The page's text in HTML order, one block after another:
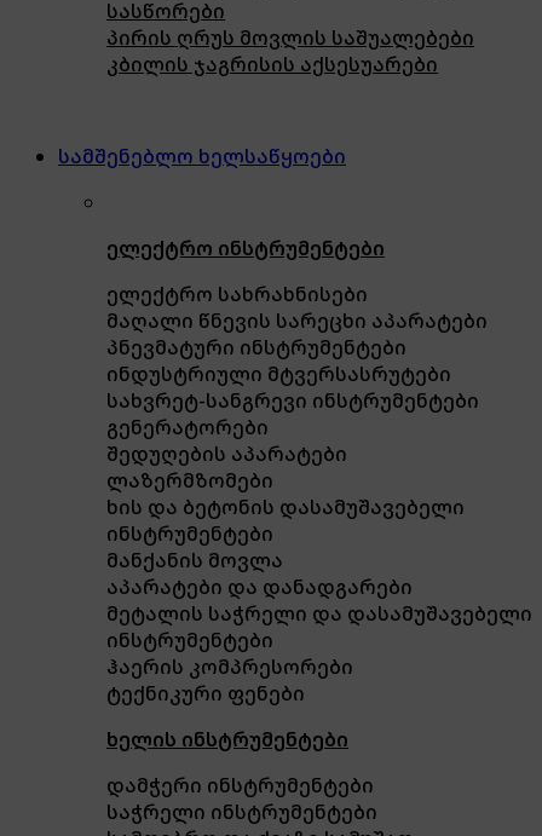
სასწორები
პირის ღრუს მოვლის საშუალებები
კბილის ჯაგრისის აქსესუარები
სამშენებლო ხელსაწყოები
ელექტრო ინსტრუმენტები
ელექტრო სახრახნისები
მაღალი წნევის სარეცხი აპარატები
პნევმატური ინსტრუმენტები
ინდუსტრიული მტვერსასრუტები
სახვრეტ-სანგრევი ინსტრუმენტები
გენერატორები
შედუღების აპარატები
ლაზერმზომები
ხის და ბეტონის დასამუშავებელი
ინსტრუმენტები
მანქანის მოვლა
აპარატები და დანადგარები
მეტალის საჭრელი და დასამუშავებელი
ინსტრუმენტები
ჰაერის კომპრესორები
ტექნიკური ფენები
ხელის ინსტრუმენტები
დამჭერი ინსტრუმენტები
საჭრელი ინსტრუმენტები